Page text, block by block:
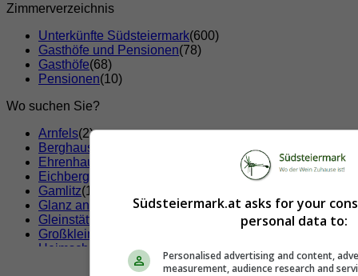
Zimmerverzeichnis
Unterkünfte Südsteiermark(600)
Gasthöfe und Pensionen(78)
Gasthöfe(68)
Pensionen(10)
Wo suchen Sie?
Arnfels(2)
Berghausen
Ehrenhausen
Eichberg-Trautenburg
Gamlitz(19)
Glanz an der Weinstraße(4)
Gleinstätten
Großklein
Heimschuh
Kitzeck im Sausal(4)
Südsteiermark.at asks for your
personal data to:
Personalised advertising and content,
measurement, audience research and